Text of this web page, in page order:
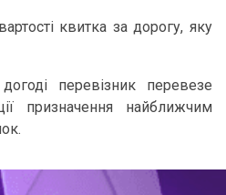
квитка за дорогу, яку
перевізник перевезе
призначення найближчим